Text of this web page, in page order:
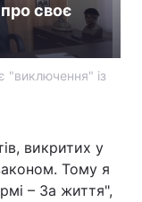
своє
"виключення" із
викритих у
Тому я
– За життя",